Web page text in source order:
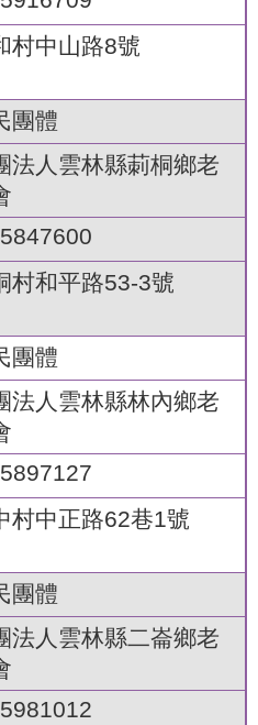
村中山路8號
團體
法人雲林縣莿桐鄉老
村和平路53-3號
團體
法人雲林縣林內鄉老
村中正路62巷1號
團體
法人雲林縣二崙鄉老